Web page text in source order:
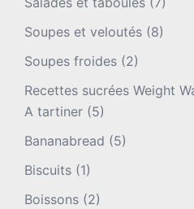
Soupes et veloutés (8)
Soupes froides (2)
Recettes sucrées Weight
A tartiner (5)
Bananabread (5)
Biscuits (1)
Boissons (2)